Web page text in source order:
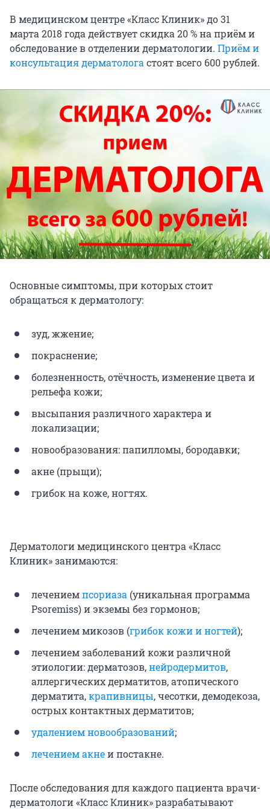
В медицинском центре «Класс Клиник» до 31
марта 2018 года действует скидка 20 % на приём и
обследование в отделении дерматологии. Приём и
консультация дерматолога стоят всего 600 рублей.
Основные симптомы, при которых стоит
обращаться к дерматологу:
зуд, жжение;
покраснение;
болезненность, отёчность, изменение цвета и
рельефа кожи;
высыпания различного характера и
локализации;
новообразования: папилломы, бородавки;
акне (прыщи);
грибок на коже, ногтях.
Дерматологи медицинского центра «Класс
Клиник» занимаются:
лечениемпсориаза (уникальная программа
Psoremiss) и экземы без гормонов;
лечением микозов (грибок кожи и ногтей);
лечением заболеваний кожи различной
этиологии: дерматозов,нейродермитов,
аллергических дерматитов, атопического
дерматита,крапивницы, чесотки, демодекоза,
острых контактных дерматитов;
удалением новообразований;
лечением акнеи постакне.
После обследования для каждого пациента врачи-
дерматологи «Класс Клиник» разрабатывают